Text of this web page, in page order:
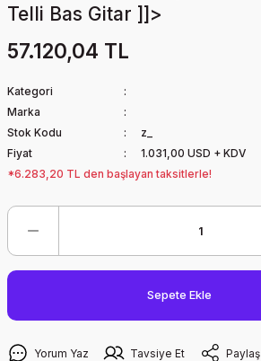
Telli Bas Gitar ]]>
57.120,04 TL
Kategori
Marka
Stok Kodu
z_
Fiyat
1.031,00 USD + KDV
*6.283,20 TL den başlayan taksitlerle!
Sepete Ekle
Yorum Yaz Tavsiye Et Paylaş